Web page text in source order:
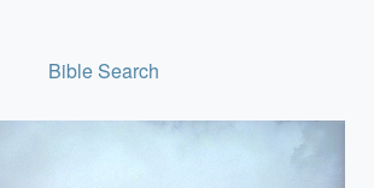
Bible Search